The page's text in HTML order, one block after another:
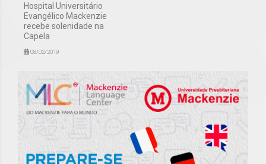
Hospital Universitário
Evangélico Mackenzie
recebe solenidade na
Capela
08/02/2019